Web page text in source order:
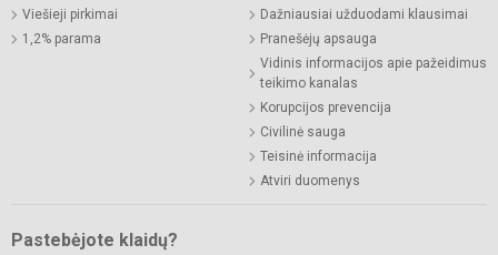
Viešieji pirkimai
1,2% parama
Dažniausiai užduodami klausimai
Pranešėjų apsauga
Vidinis informacijos apie pažeidimus
teikimo kanalas
Korupcijos prevencija
Civilinė sauga
Teisinė informacija
Atviri duomenys
Pastebėjote klaidų?